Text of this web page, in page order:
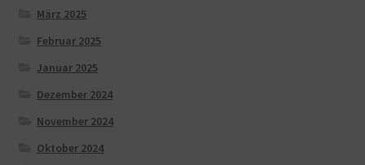
März 2025
Februar 2025
Januar 2025
Dezember 2024
November 2024
Oktober 2024